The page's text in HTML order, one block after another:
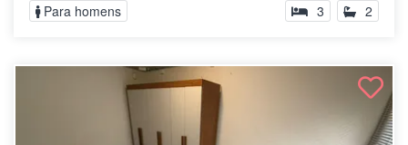
Para homens 3 2